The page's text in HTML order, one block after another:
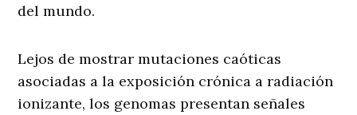
del mundo.
Lejos de mostrar mutaciones caóticas
asociadas a la exposición crónica a radiación
ionizante, los genomas presentan señales